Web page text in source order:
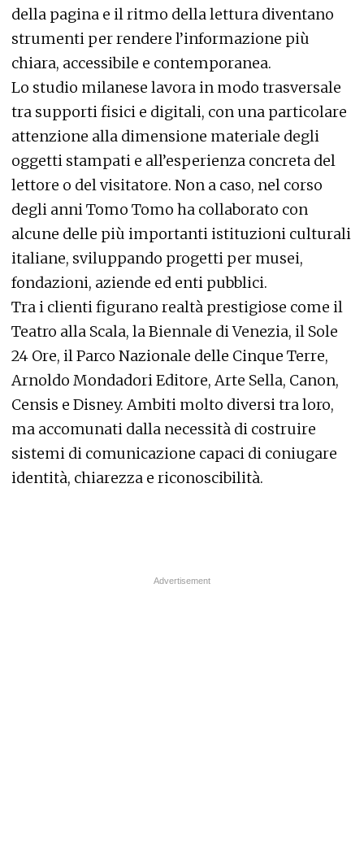
della pagina e il ritmo della lettura diventano
strumenti per rendere l’informazione più
chiara, accessibile e contemporanea.
Lo studio milanese lavora in modo trasversale
tra supporti fisici e digitali, con una particolare
attenzione alla dimensione materiale degli
oggetti stampati e all’esperienza concreta del
lettore o del visitatore. Non a caso, nel corso
degli anni Tomo Tomo ha collaborato con
alcune delle più importanti istituzioni culturali
italiane, sviluppando progetti per musei,
fondazioni, aziende ed enti pubblici.
Tra i clienti figurano realtà prestigiose come il
Teatro alla Scala, la Biennale di Venezia, il Sole
24 Ore, il Parco Nazionale delle Cinque Terre,
Arnoldo Mondadori Editore, Arte Sella, Canon,
Censis e Disney. Ambiti molto diversi tra loro,
ma accomunati dalla necessità di costruire
sistemi di comunicazione capaci di coniugare
identità, chiarezza e riconoscibilità.